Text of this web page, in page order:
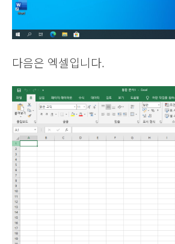
다음은 엑셀입니다.